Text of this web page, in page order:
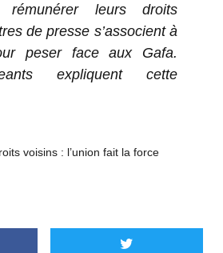
leurs droits
de presse s’associent à
peser face aux Gafa.
expliquent cette
voisins : l’union fait la force